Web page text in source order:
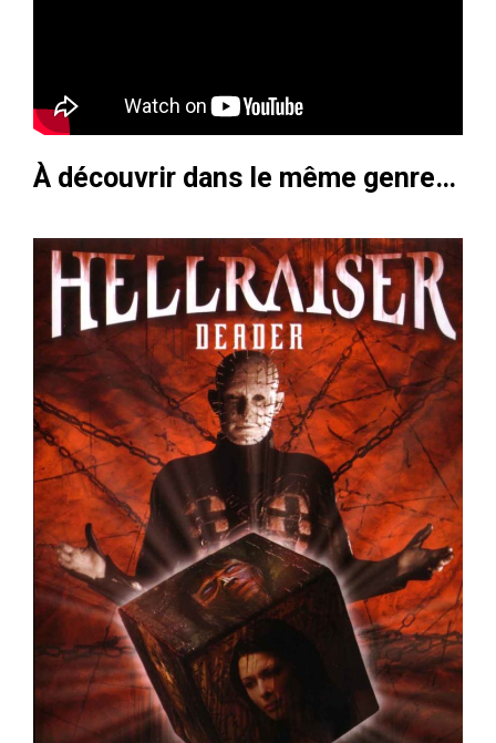
À découvrir dans le même genre…